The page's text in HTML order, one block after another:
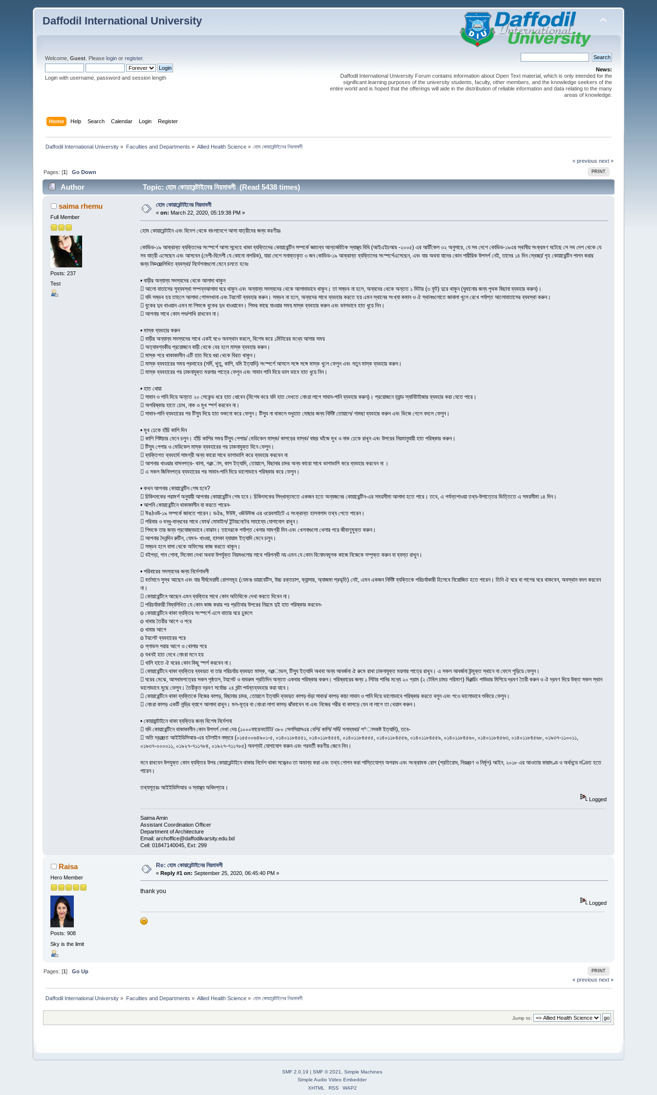
Daffodil International University
Welcome,Guest . Pleaselogin orregister.
Login with username, password and session length
News:
Daffodil International University Forum contains information about Open Text material, which is only intended for the
significant learning purposes of the university students, faculty, other members, and the knowledge seekers of the
entire world and is hoped that the offerings will aide in the distribution of reliable information and data relating to the many
areas of knowledge.
Home Help Search Calendar Login Register
Daffodil International University » Faculties and Departments » Allied Health Science » হোম কোয়ারেন্টাইনের নিয়মাবলী
« previous next »
PRINT
Pages: [1]Go Down
Author Topic: হোম কোয়ারেন্টাইনের নিয়মাবলী (Read 5438 times)
saima rhemu
Full Member
Posts: 237
Test
হোম কোয়ারেন্টাইনের নিয়মাবলী
«on: March 22, 2020, 05:19:38 PM »
হোম কোয়ারেন্টাইন এবং বিদেশ থেকে বাংলাদেশে আসা যাত্রীদের জন্য করণীয়ঃ
কোভিড-১৯ আক্রান্ত ব্যক্তিদের সংস্পর্শে আসা সন্দেহে থাকা ব্যক্তিদের কোয়ারেন্টিন সম্পর্কে জ্ঞাতব্য আন্তর্জাতিক স্বাস্থ্য বিধি (আইএইচআর -২০০৫) এর আর্টিকেল ৩২ অনুসারে, যে সব দেশে কোভিড-১৯এর স্থানীয় সংক্রমণ ঘটেছে সে সব দেশ থেকে যে
সব যাত্রী এসেছেন এবং আসবেন (দেশী-বিদেশী যে কোনো নাগরিক), যারা দেশে সনাক্তকৃত ৩ জন কোভিড-১৯ আক্রান্ত ব্যক্তিদের সংস্পর্শেএসেছেন, এবং যার অথবা যাদের কোন শারীরিক উপসর্গ নেই, তাদের ১৪ দিন স্বেচ্ছা/ গৃহ কোয়ারেন্টিন পালন করার
জন্য নি¤œলিখিত ব্যবস্থা/ নির্দেশনাগুলো মেনে চলতে হবেঃ
• বাড়ীর অন্যান্য সদস্যদের থেকে আলাদা থাকুন
 আলো বাতাসের সুব্যবস্থা সম্পন্নআলাদা ঘরে থাকুন এবং অন্যান্য সদস্যদের থেকে আলাদাভাবে থাকুন। তা সম্ভব না হলে, অন্যদের থেকে অন্তত ১ মিটার (৩ ফুট) দুরে থাকুন (ঘুমানোর জন্য পৃথক বিছানা ব্যবহার করুন)।
 যদি সম্ভব হয় তাহলে আলাদা গোসলখানা এবং টয়লেট ব্যবহার করুন। সম্ভব না হলে, অন্যদের সাথে ব্যবহার করতে হয় এমন স্থানের সংখ্যা কমান ও ঐ স্থানগুলোতে জানালা খুলে রেখে পর্যাপ্ত আলোবাতাসের ব্যবস্থা করুন।
 বুকের দুধ খাওয়ান এমন মা শিশুকে বুকের দুধ খাওয়াবেন। শিশুর কাছে যাওয়ার সময় মাস্ক ব্যবহার করুন এবং ভালভাবে হাত ধুয়ে নিন।
 আপনার সাথে কোন পশু/পাখি রাখবেন না।
• মাস্ক ব্যবহার করুন
 বাড়ীর অন্যান্য সদস্যদের সাথে একই ঘওে অবস্থান করলে, বিশেষ করে ১মিটারের মধ্যে আসার সময়
 অত্যাবশ্যকীয় প্রয়োজনে বাড়ী থেকে বের হলে মাস্ক ব্যবহার করুন।
 মাস্ক পরে থাকাকালীন এটি হাত দিয়ে ধরা থেকে বিরত থাকুন।
 মাস্ক ব্যবহারের সময় প্রদাহের (সর্দি, থুতু, কাশি, বমি ইত্যাদি) সংস্পর্শে আসলে সঙ্গে সঙ্গে মাস্ক খুলে ফেলুন এবং নতুন মাস্ক ব্যবহার করুন।
 মাস্ক ব্যবহারের পর ঢাকনাযুক্ত ময়লার পাত্রে ফেলুন এবং সাবান পানি দিয়ে ভাল ভাবে হাত ধুয়ে নিন।
• হাত ধোয়া
 সাবান ও পানি দিয়ে অন্তত ২০ সেকেন্ড ধরে হাত ধোবেন (বিশেষ করে যদি হাত দেখতে নোংরা লাগে সাবান-পানি ব্যবহার করুন)। প্রয়োজনে হ্যান্ড স্যানিটাইজার ব্যবহার করা যেতে পারে।
 অপরিষ্কার হাতে চোখ, নাক ও মুখ স্পর্শ করবেন না।
 সাবান-পানি ব্যবহারের পর টিস্যু দিয়ে হাত শুকনো করে ফেলুন। টিস্যু না থাকলে শুধুহাত মোছার জন্য নির্দিষ্ট তোয়ালে/ গামছা ব্যবহার করুন এবং ভিজে গেলে বদলে ফেলুন।
• মুখ ঢেকে হাঁচি কাশি দিন
 কাশি শিষ্টাচার মেনে চলুন। হাঁচি কাশির সময় টিস্যু পেপার/ মেডিকেল মাস্ক/ কাপড়ের মাস্ক/ বাহুর ভাঁজে মুখ ও নাক ঢেকে রাখুন এবং উপরের নিয়মানুযায়ী হাত পরিষ্কার করুন।
 টিস্যু পেপার ও মেডিকেল মাস্ক ব্যবহারের পর ঢাকনাযুক্ত বিনে ফেলুন।
 ব্যক্তিগত ব্যবহার্য সামগ্রী অন্য কারো সাথে ভাগাভাগি করে ব্যবহার করবেন না
 আপনার খাওয়ার বাসনপত্র- থালা, গøাস, কাপ ইত্যাদি, তোয়ালে, বিছানার চাদর অন্য কারো সাথে ভাগাভাগি করে ব্যবহার করবেন না ।
 এ সকল জিনিসপত্র ব্যবহারের পর সাবান-পানি দিয়ে ভালোভাবে পরিষ্কার করে ফেলুন।
• কখন আপনার কোয়ারেন্টিন শেষ হবে?
 চিকিৎসকের পরামর্শ অনুযায়ী আপনার কোয়ারেন্টিন শেষ হবে। চিকিৎসকের সিদ্ধান্তমতে একজন হতে অন্যজনের কোয়ারেন্টিন-এর সময়সীমা আলাদা হতে পারে। তবে, এ পর্যন্তপাওয়া তথ্য-উপাত্তের ভিত্তিতে এ সময়সীমা ১৪ দিন।
• আপনি কোয়ারেন্টিনে থাকাকালীন যা করতে পারেন-
 ঈঙঠওউ-১৯ সম্পর্কে জানতে পারেন। ডঐঙ, ঈউঈ, ওঊউঈজ এর ওয়েবসাইটে এ সংক্রান্ত হালনাগাদ তথ্য পেতে পারেন।
 পরিবার ও বন্ধু-বান্ধবের সাথে ফোন/ মোবাইল/ ইন্টারনেটের সাহায্যে যোগাযোগ রাখুন।
 শিশুকে তার জন্য প্রযোজ্যভাবে বোঝান। তাদেরকে পর্যাপ্ত খেলার সামগ্রী দিন এবং খেলনাগুলো খেলার পরে জীবাণুমুক্ত করুন।
 আপনার দৈনন্দিন রুটিন, যেমন- খাওয়া, হালকা ব্যায়াম ইত্যাদি মেনে চলুন।
 সম্ভব হলে বাসা থেকে অফিসের কাজ করতে থাকুন।
 বইপড়া, গান শোনা, সিনেমা দেখা অথবা উপর্যুক্ত নিয়মগুলোর সাথে পরিপন্থী নয় এমন যে কোন বিনোদনমূলক কাজে নিজেকে সম্পৃক্ত করুন বা ব্যস্ত রাখুন।
• পরিবারের সদস্যদের জন্য নির্দেশাবলী
 বর্তমানে সুস্থ আছেন এবং যার দীর্ঘমেয়াদী রোগসমূহ (যেমনঃ ডায়াবেটিস, উচ্চ রক্তচাপ, ক্যান্সার, অ্যাজমা প্রভৃতি) নেই, এমন একজন নির্দিষ্ট ব্যক্তিকে পরিচর্যাকারী হিসেবে নিয়োজিত হতে পারেন। তিনি ঐ ঘরে বা পাশের ঘরে থাকবেন, অবস্থান বদল করবেন
না।
 কোয়ারেন্টিনে আছেন এমন ব্যক্তির সাথে কোন অতিথিকে দেখা করতে দিবেন না।
 পরিচর্যাকারী নিম্নলিখিত যে কোন কাজ করার পর প্রতিবার উপরের নিয়মে দুই হাত পরিষ্কার করবেন-
o কোয়ারেন্টিনে থাকা ব্যক্তির সংস্পর্শে এলে বাতার ঘরে ঢুকলে
o খাবার তৈরীর আগে ও পরে
o খাবার আগে
o টয়লেট ব্যবহারের পরে
o গ্লাভস পরার আগে ও খোলার পরে
o যখনই হাত দেখে নোংরা মনে হয়
 খালি হাতে ঐ ঘরের কোন কিছু স্পর্শ করবেন না।
 কোয়ারেন্টিনে থাকা ব্যক্তির ব্যবহৃত বা তার পরিচর্যায় ব্যবহৃত মাস্ক, গøাভস, টিস্যু ইত্যাদি অথবা অন্য আবর্জনা ঐ রুমে রাখা ঢাকনাযুক্ত ময়লার পাত্রে রাখুন। এ সকল আবর্জনা উন্মুক্ত স্থানে না ফেলে পুড়িয়ে ফেলুন।
 ঘরের মেঝে, আসবাবপত্রের সকল পৃষ্ঠতল, টয়লেট ও বাথরুম প্রতিদিন অন্তত একবার পরিষ্কার করুন। পরিষ্কারের জন্য ১ লিটার পানির মধ্যে ২০ গ্রাম (২ টেবিল চামচ পরিমাণ) বিøচিং পাউডার মিশিয়ে দ্রবণ তৈরী করুন ও ঐ দ্রবণ দিয়ে উক্ত সকল স্থান
ভালোভাবে মুছে ফেলুন। তৈরীকৃত দ্রবণ সর্বোচ্চ ২৪ ঘন্টা পর্যন্তব্যবহার করা যাবে।
 কোয়ারেন্টিনে থাকা ব্যক্তিকে নিজের কাপড়, বিছানার চাদর, তোয়ালে ইত্যাদি ব্যবহৃত কাপড় গুঁড়া সাবান/ কাপড় কাচা সাবান ও পানি দিয়ে ভালোভাবে পরিষ্কার করতে বলুন এবং পওে ভালোভাবে শুকিয়ে ফেলুন।
 নোংরা কাপড় একটি লন্ড্রি ব্যাগে আলাদা রাখুন। মল-মূত্র বা নোংরা লাগা কাপড় ঝাঁকাবেন না এবং নিজের শরীর বা কাপড়ে যেন না লাগে তা খেয়াল করুন।
• কোয়ারান্টাইনে থাকা ব্যক্তির জন্য বিশেষ নির্দেশনা
 যদি কোয়ারেন্টিনে থাকাকালীন কোন উপসর্গ দেখা দেয় (১০০০ফারেনহাইট/ ৩৮০ সেলসিয়াসএর বেশি/ কাশি/ সর্দি/ গলাব্যথা/ শ^াসকষ্ট ইত্যাদি), তবে-
 অতি দ্রæত আইইডিসিআর-এর হটলাইন নম্বরে (০১৫৫০০৬৪৯০১-৫, ০১৪০১১৮৪৫৫১, ০১৪০১১৮৪৫৫৪, ০১৪০১১৮৪৫৫৫, ০১৪০১১৮৪৫৫৬, ০১৪০১১৮৪৫৫৯, ০১৪০১১৮৪৫৬০, ০১৪০১১৮৪৫৬৩, ০১৪০১১৮৪৫৬৮, ০১৯৩৭-১১০০১১,
০১৯৩৭-০০০০১১, ০১৯২৭-৭১১৭৮৪, ০১৯২৭-৭১১৭৮৫) অবশ্যই যোগাযোগ করুন এবং পরবর্তী করণীয় জেনে নিন।
মনে রাখবেন উপযুক্ত কোন ব্যক্তির উপর কোয়ারেন্টাইনে থাকার নির্দেশ থাকা সত্ত্বেও তা অমান্য করা এবং তথ্য গোপন করা শাস্তিযোগ্য অপরাধ এবং সংক্রামক রোগ (প্রতিরোধ, নিয়ন্ত্রণ ও নির্মূল) আইন, ২০১৮ এর আওতায় কারাদণ্ড ও অর্থদন্ডে দণ্ডিত হতে
পারেন।
তথ্যসূত্রঃ আইইডিসিআর ও স্বাস্থ্য অধিদপ্তর।
Logged
Saima Amin
Assistant Coordination Officer
Department of Architecture
Email: archoffice@daffodilvarsity.edu.bd
Cell: 01847140045, Ext: 299
Raisa
Hero Member
Posts: 908
Sky is the limit
Re: হোম কোয়ারেন্টাইনের নিয়মাবলী
«Reply #1 on: September 25, 2020, 06:45:40 PM »
thank you
Logged
PRINT
Pages: [1]Go Up
« previous next »
Daffodil International University » Faculties and Departments » Allied Health Science » হোম কোয়ারেন্টাইনের নিয়মাবলী
Jump to:
SMF 2.0.19 | SMF © 2021
Simple Machines
Simple Audio Video Embedder
XHTML
RSS WAP2